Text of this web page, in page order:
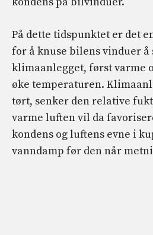
På dette tidspunktet er det
for å knuse bilens vinduer å
klimaanlegget, først varme
øke temperaturen.
tørt, senker den relative
varme luften vil da
kondens og luftens evne i
vanndamp før den når